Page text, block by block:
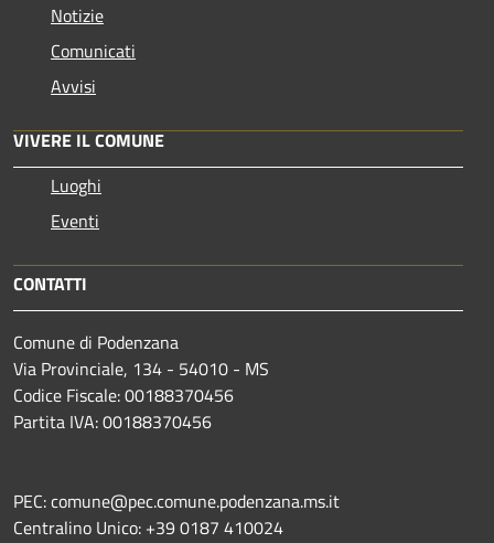
Notizie
Comunicati
Avvisi
VIVERE IL COMUNE
Luoghi
Eventi
CONTATTI
Comune di Podenzana
Via Provinciale, 134 - 54010 - MS
Codice Fiscale: 00188370456
Partita IVA: 00188370456
PEC: comune@pec.comune.podenzana.ms.it
Centralino Unico: +39 0187 410024